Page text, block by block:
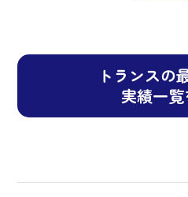
トランスの
実績一覧